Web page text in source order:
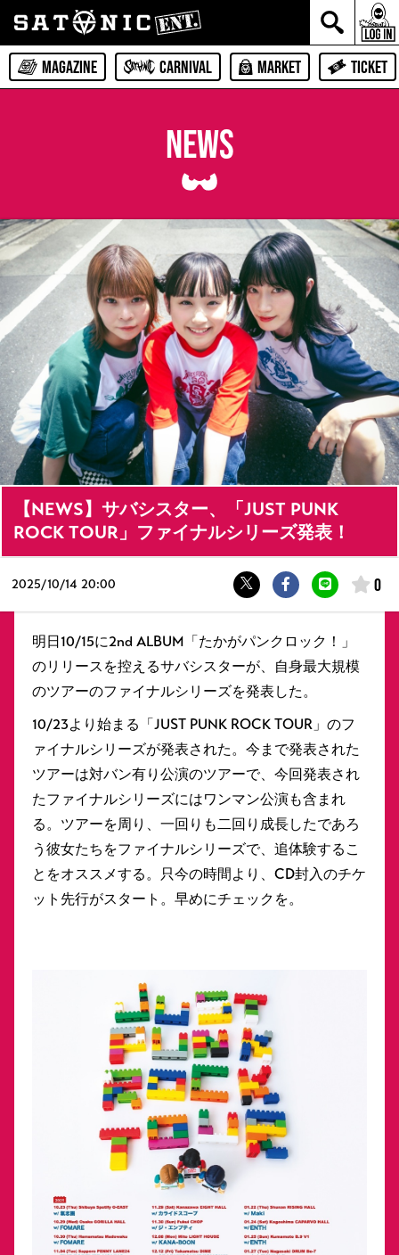
MAGAZINE CARNIVAL MARKET TICKET
NEWS
【NEWS】サバシスター、「JUST PUNK
ROCK TOUR」ファイナルシリーズ発表！
2025/10/14 20:00 0
明日10/15に2nd ALBUM「たかがパンクロック！」
のリリースを控えるサバシスターが、自身最大規模
のツアーのファイナルシリーズを発表した。
10/23より始まる「JUST PUNK ROCK TOUR」のフ
ァイナルシリーズが発表された。今まで発表された
ツアーは対バン有り公演のツアーで、今回発表され
たファイナルシリーズにはワンマン公演も含まれ
る。ツアーを周り、一回りも二回り成長したであろ
う彼女たちをファイナルシリーズで、追体験するこ
とをオススメする。只今の時間より、CD封入のチケ
ット先行がスタート。早めにチェックを。